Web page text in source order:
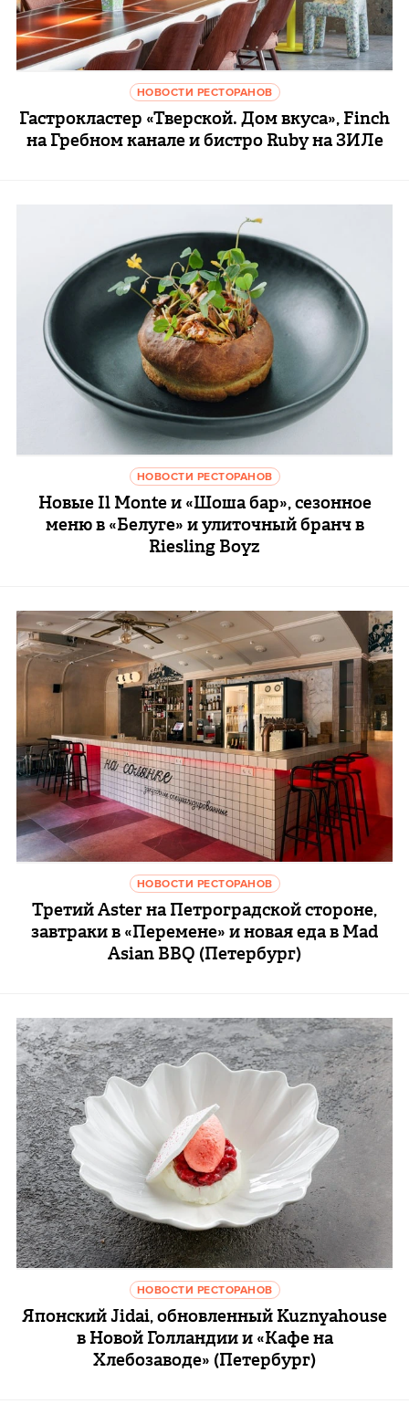
НОВОСТИ РЕСТОРАНОВ
Гастрокластер «Тверской. Дом вкуса», Finch
на Гребном канале и бистро Ruby на ЗИЛе
НОВОСТИ РЕСТОРАНОВ
Новые Il Monte и «Шоша бар», сезонное
меню в «Белуге» и улиточный бранч в
Riesling Boyz
НОВОСТИ РЕСТОРАНОВ
Третий Aster на Петроградской стороне,
завтраки в «Перемене» и новая еда в Mad
Asian BBQ (Петербург)
НОВОСТИ РЕСТОРАНОВ
Японский Jidai, обновленный Kuznyahouse
в Новой Голландии и «Кафе на
Хлебозаводе» (Петербург)